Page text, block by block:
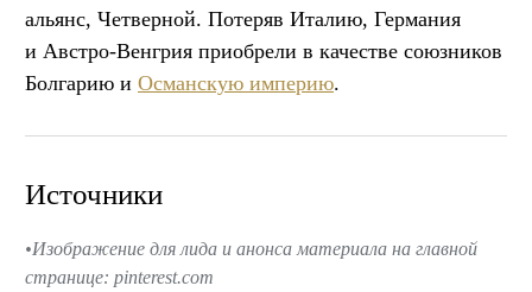
альянс, Четверной. Потеряв Италию, Германия
и Австро-Венгрия приобрели в качестве союзников
Болгарию и Османскую империю.
Источники
Изображение для лида и анонса материала на главной
странице: pinterest.com